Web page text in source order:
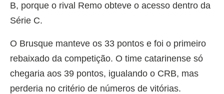
B, porque o rival Remo obteve o acesso dentro da
Série C.
O Brusque manteve os 33 pontos e foi o primeiro
rebaixado da competição. O time catarinense só
chegaria aos 39 pontos, igualando o CRB, mas
perderia no critério de números de vitórias.